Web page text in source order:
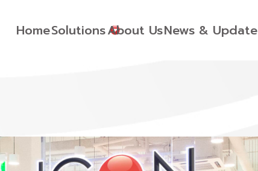
HomeSolutionsAbout UsNews & Update